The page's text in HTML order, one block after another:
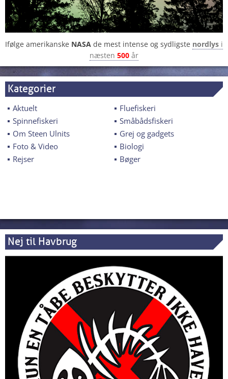
Ifølge amerikanske NASA de mest intense og sydligste nordlys i
næsten 500 år
Kategorier
Aktuelt
Fluefiskeri
Spinnefiskeri
Småbådsfiskeri
Om Steen Ulnits
Grej og gadgets
Foto & Video
Biologi
Rejser
Bøger
Nej til Havbrug